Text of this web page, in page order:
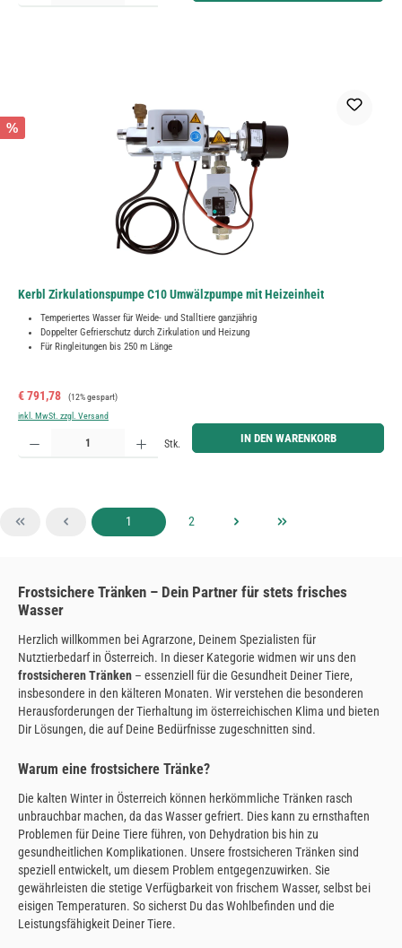
%
Kerbl Zirkulationspumpe C10 Umwälzpumpe mit Heizeinheit
Temperiertes Wasser für Weide- und Stalltiere ganzjährig
Doppelter Gefrierschutz durch Zirkulation und Heizung
Für Ringleitungen bis 250 m Länge
Verkaufspreis:
€ 791,78 Regulärer Preis:
(12% gespart)
inkl. MwSt. zzgl. Versand
Produkt Anzahl: Gib den gewünschten Wert ein oder benutze die Schaltflächen um die Anzahl zu
Stk. IN DEN WARENKORB
Seite
1 Seite
2
Frostsichere Tränken – Dein Partner für stets frisches
Wasser
Herzlich willkommen bei Agrarzone, Deinem Spezialisten für
Nutztierbedarf in Österreich. In dieser Kategorie widmen wir uns den
frostsicheren Tränken – essenziell für die Gesundheit Deiner Tiere,
insbesondere in den kälteren Monaten. Wir verstehen die besonderen
Herausforderungen der Tierhaltung im österreichischen Klima und bieten
Dir Lösungen, die auf Deine Bedürfnisse zugeschnitten sind.
Warum eine frostsichere Tränke?
Die kalten Winter in Österreich können herkömmliche Tränken rasch
unbrauchbar machen, da das Wasser gefriert. Dies kann zu ernsthaften
Problemen für Deine Tiere führen, von Dehydration bis hin zu
gesundheitlichen Komplikationen. Unsere frostsicheren Tränken sind
speziell entwickelt, um diesem Problem entgegenzuwirken. Sie
gewährleisten die stetige Verfügbarkeit von frischem Wasser, selbst bei
eisigen Temperaturen. So sicherst Du das Wohlbefinden und die
Leistungsfähigkeit Deiner Tiere.